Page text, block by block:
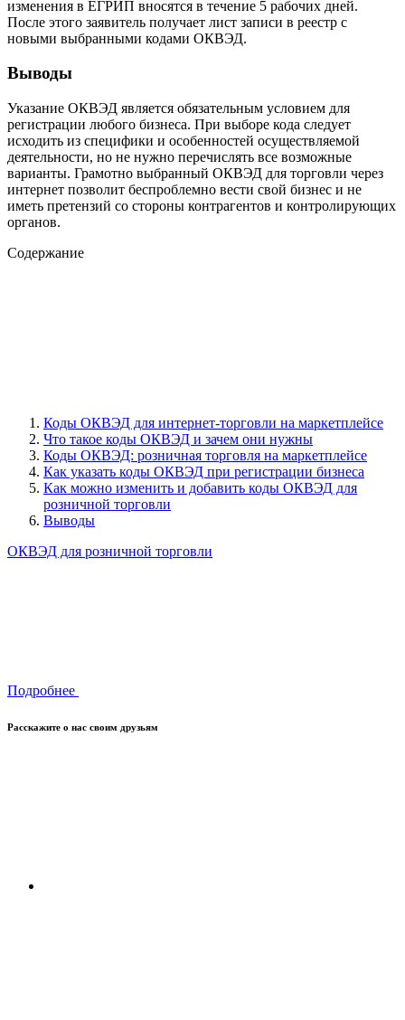
изменения в ЕГРИП вносятся в течение 5 рабочих дней.
После этого заявитель получает лист записи в реестр с
новыми выбранными кодами ОКВЭД.
Выводы
Указание ОКВЭД является обязательным условием для
регистрации любого бизнеса. При выборе кода следует
исходить из специфики и особенностей осуществляемой
деятельности, но не нужно перечислять все возможные
варианты. Грамотно выбранный ОКВЭД для торговли через
интернет позволит беспроблемно вести свой бизнес и не
иметь претензий со стороны контрагентов и контролирующих
органов.
Содержание
Коды ОКВЭД для интернет-торговли на маркетплейсе
Что такое коды ОКВЭД и зачем они нужны
Коды ОКВЭД: розничная торговля на маркетплейсе
Как указать коды ОКВЭД при регистрации бизнеса
Как можно изменить и добавить коды ОКВЭД для
розничной торговли
Выводы
ОКВЭД для розничной торговли
Подробнее
Расскажите о нас своим друзьям